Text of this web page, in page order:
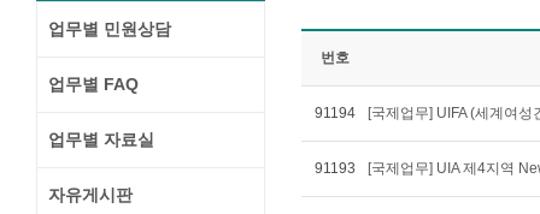
업무별 민원상담
업무별 FAQ
업무별 자료실
자유게시판
번호
91194 [국제업무] UIFA (세계여
91193 [국제업무] UIA 제4지역